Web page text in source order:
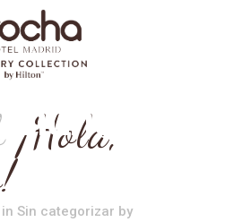
¡Hola,
in Sin categorizar by